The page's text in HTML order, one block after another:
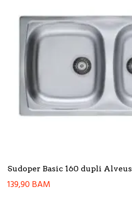
Sudoper Basic 160 dupli Alveus
139,90BAM